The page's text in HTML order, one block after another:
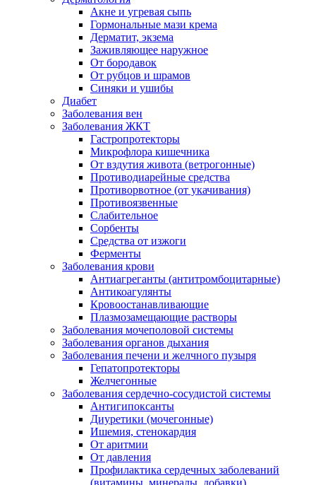
Акне и угревая сыпь
Гормональные мази крема
Дерматит, экзема
Заживляющее наружное
От бородавок
От рубцов и шрамов
Синяки и ушибы
Диабет
Заболевания вен
Заболевания ЖКТ
Гастропротекторы
Микрофлора кишечника
От вздутия живота (ветрогонные)
Противодиарейные средства
Противорвотное (от укачивания)
Противоязвенные
Слабительное
Сорбенты
Средства от изжоги
Ферменты
Заболевания крови
Антиагреганты (антитромбоцитарные)
Антикоагулянты
Кровоостанавливающие
Плазмозамещающие растворы
Заболевания мочеполовой системы
Заболевания органов дыхания
Заболевания печени и желчного пузыря
Гепатопротекторы
Желчегонные
Заболевания сердечно-сосудистой системы
Антигипоксанты
Диуретики (мочегонные)
Ишемия, стенокардия
От аритмии
От давления
Профилактика сердечных заболеваний
(витамины, минералы, добавки)